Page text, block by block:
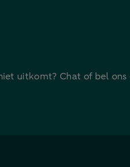
uitkomt? Chat of bel ons